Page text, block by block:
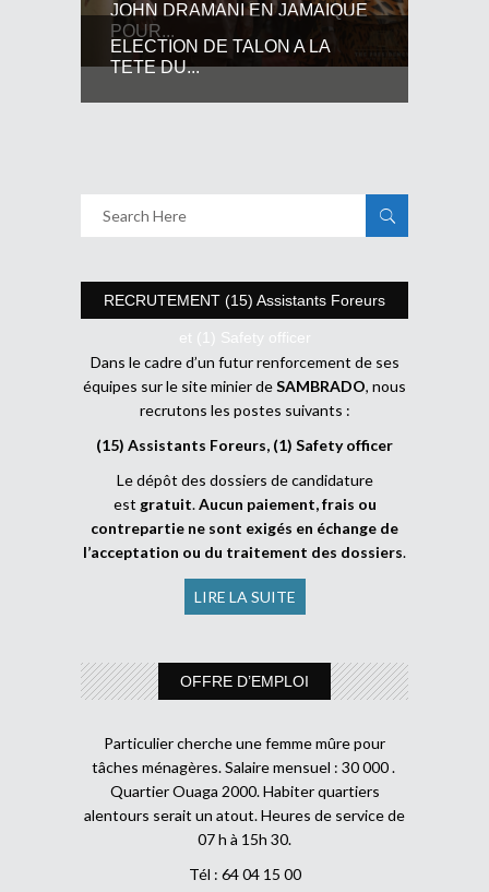
JOHN DRAMANI EN JAMAIQUE
POUR...
ELECTION DE TALON A LA
TETE DU...
RECRUTEMENT (15) Assistants Foreurs
et (1) Safety officer
Dans le cadre d’un futur renforcement de ses
équipes sur le site minier deSAMBRADO, nous
recrutons les postes suivants :
(15) Assistants Foreurs, (1) Safety officer
Le dépôt des dossiers de candidature
est gratuit.Aucun paiement, frais ou
contrepartie ne sont exigés en échange de
l’acceptation ou du traitement des dossiers.
LIRE LA SUITE
OFFRE D’EMPLOI
Particulier cherche une femme mûre pour
tâches ménagères. Salaire mensuel : 30 000 .
Quartier Ouaga 2000. Habiter quartiers
alentours serait un atout. Heures de service de
07 h à 15h 30.
Tél : 64 04 15 00